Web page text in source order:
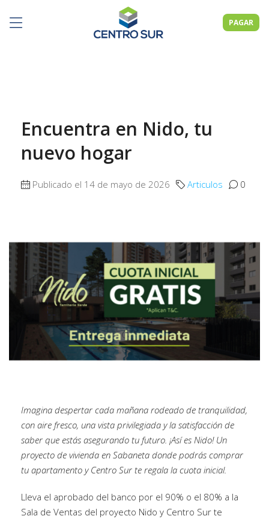
PAGAR
Encuentra en Nido, tu
nuevo hogar
Publicado el 14 de mayo de 2026 Articulos 0
Imagina despertar cada mañana rodeado de tranquilidad,
con aire fresco, una vista privilegiada y la satisfacción de
saber que estás asegurando tu futuro. ¡Así es Nido! Un
proyecto de vivienda en Sabaneta donde podrás comprar
tu apartamento y Centro Sur te regala la cuota inicial.
Lleva el aprobado del banco por el 90% o el 80% a la
Sala de Ventas del proyecto Nido y Centro Sur te